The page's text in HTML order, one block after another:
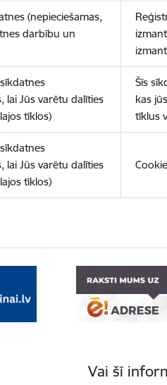
(nepieciešamas,
darbību un
lai Jūs varētu dalīties
tīklos)
Šīs
kas
tīklus
lai Jūs varētu dalīties
tīklos)
Vai šī